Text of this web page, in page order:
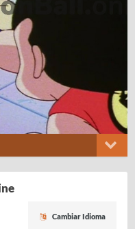
Cambiar Idioma